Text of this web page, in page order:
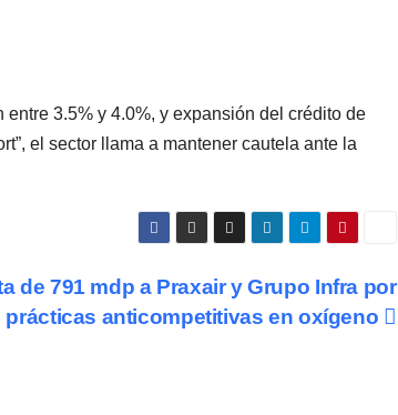
3.5% y 4.0%, y expansión del crédito de
el sector llama a mantener cautela ante la
de 791 mdp a Praxair y Grupo Infra por
prácticas anticompetitivas en oxígeno